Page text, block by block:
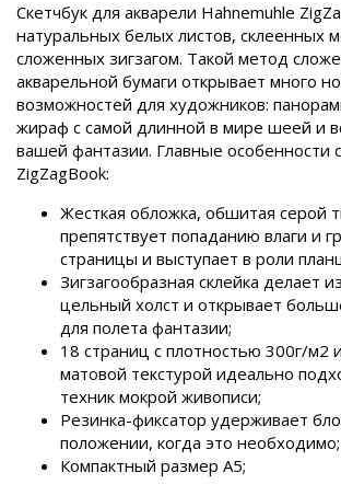
Скетчбук для акварели Hahnemuhle
натуральных белых листов, склеенных
сложенных зигзагом. Такой метод
акварельной бумаги открывает много
возможностей для художников:
жираф с самой длинной в мире шеей и
вашей фантазии. Главные особенности
ZigZagBook:
Жесткая обложка, обшитая серой
препятствует попаданию влаги и
страницы и выступает в роли
Зигзагообразная склейка делает
цельный холст и открывает
для полета фантазии;
18 страниц с плотностью 300г/м2
матовой текстурой идеально
техник мокрой живописи;
Резинка-фиксатор удерживает
положении, когда это необходимо;
Компактный размер А5;